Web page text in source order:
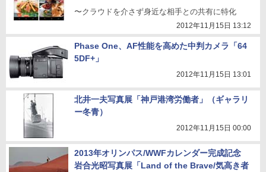
〜クラウドを介さず身近な相手との共有に特化
2012年11月15日 13:12
Phase One、AF性能を高めた中判カメラ「64
5DF+」
2012年11月15日 13:01
北井一夫写真展「神戸港湾労働者」（ギャラリ
ー冬青）
2012年11月15日 00:00
2013年オリンパス/WWFカレンダー完成記念
岩合光昭写真展「Land of the Brave/気高き者